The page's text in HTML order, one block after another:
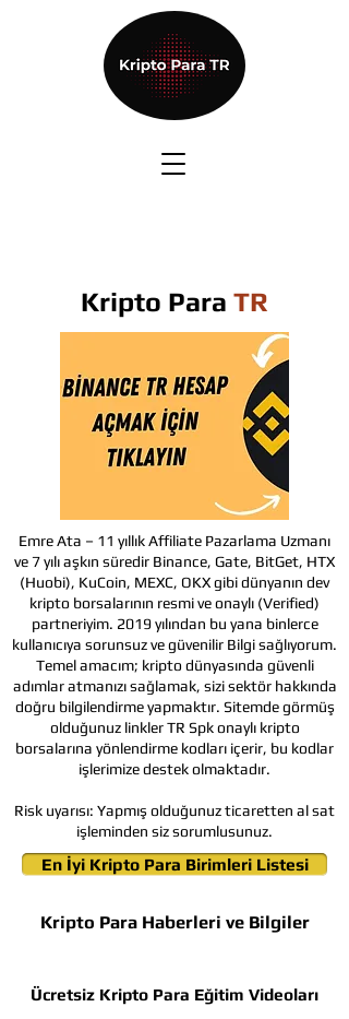
Ücretsiz Kripto Para Eğitim Videoları
Kripto Para Haberleri ve Bilgiler
En İyi Kripto Para Birimleri Listesi
Kripto Para TR
Emre Ata – 11 yıllık Affiliate Pazarlama Uzmanı
ve 7 yılı aşkın süredir Binance, Gate, BitGet, HTX
(Huobi), KuCoin, MEXC, OKX gibi dünyanın dev
kripto borsalarının resmi ve onaylı (Verified)
partneriyim. 2019 yılından bu yana binlerce
kullanıcıya sorunsuz ve güvenilir Bilgi sağlıyorum.
Temel amacım; kripto dünyasında güvenli
adımlar atmanızı sağlamak, sizi sektör hakkında
doğru bilgilendirme yapmaktır. Sitemde görmüş
olduğunuz linkler TR Spk onaylı kripto
borsalarına yönlendirme kodları içerir, bu kodlar
işlerimize destek olmaktadır.
Risk uyarısı: Yapmış olduğunuz ticaretten al sat
işleminden siz sorumlusunuz.